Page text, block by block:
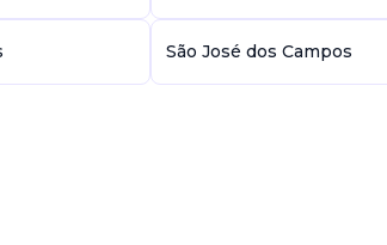
São José dos Campos